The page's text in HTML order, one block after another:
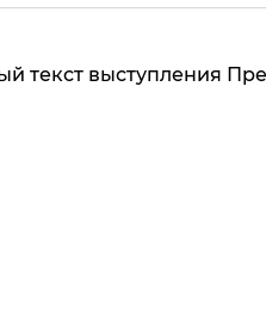
текст выступления